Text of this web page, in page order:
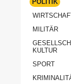
POLITIK
MILITÄR
KULTUR
SPORT